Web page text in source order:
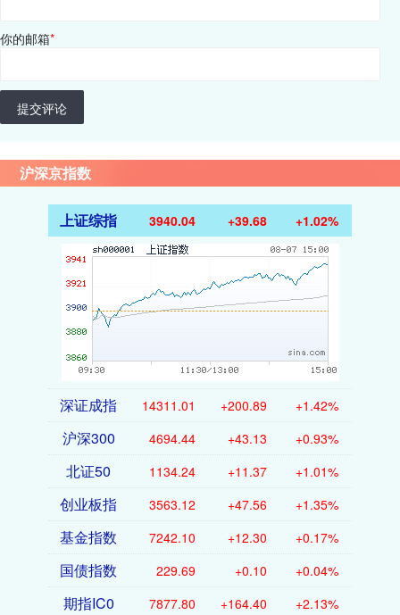
你的邮箱*
提交评论
沪深京指数
上证综指 3940.04 +39.68 +1.02%
深证成指 14311.01 +200.89 +1.42%
沪深300 4694.44 +43.13 +0.93%
北证50 1134.24 +11.37 +1.01%
创业板指 3563.12 +47.56 +1.35%
基金指数 7242.10 +12.30 +0.17%
国债指数 229.69 +0.10 +0.04%
期指IC0 7877.80 +164.40 +2.13%